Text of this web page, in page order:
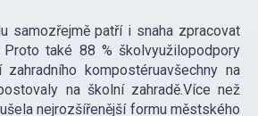
samozřejmě patří i snaha zpracovat
také 88 % školvyužilopodpory
kompostéruavšechny na
na školní zahradě.Více než
nejrozšířenější formu městského